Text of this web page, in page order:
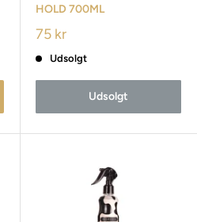
HOLD 700ML
75 kr
Udsolgt
Udsolgt